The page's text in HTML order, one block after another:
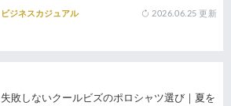
ビジネスカジュアル 2026.06.25 更新
失敗しないクールビズのポロシャツ選び｜夏を